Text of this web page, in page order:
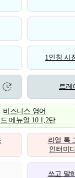
1인칭 시
트레
비즈니스 영어
메뉴얼 10 1,2탄
리얼 톡
인터미
쓰고 말